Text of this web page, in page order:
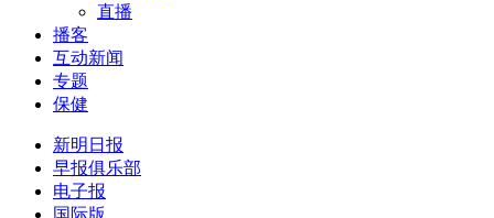
直播
播客
互动新闻
专题
保健
新明日报
早报俱乐部
电子报
国际版